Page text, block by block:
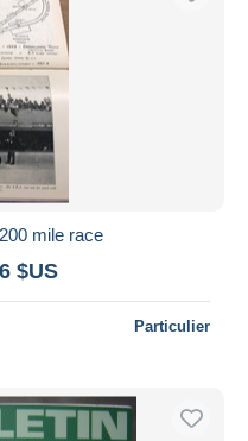
mile race
$US
Particulier